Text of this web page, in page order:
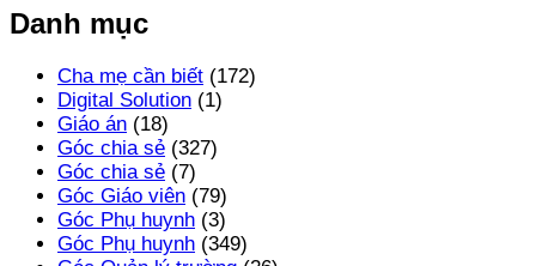
Danh mục
Cha mẹ cần biết (172)
Digital Solution (1)
Giáo án (18)
Góc chia sẻ (327)
Góc chia sẻ (7)
Góc Giáo viên (79)
Góc Phụ huynh (3)
Góc Phụ huynh (349)